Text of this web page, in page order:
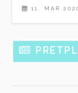
11. MAR